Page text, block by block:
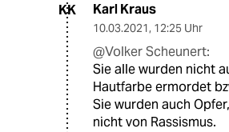
KK Karl Kraus
10.03.2021, 12:25 Uhr
@Volker Scheunert:
Sie alle wurden nicht
Hautfarbe ermordet
Sie wurden auch
nicht von Rassismus.